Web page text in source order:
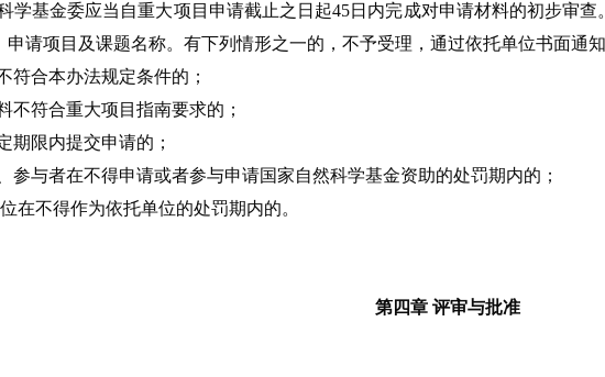
学基金委应当自重大项目申请截止之日起45日内完成对申请材料的初步审
请项目及课题名称。有下列情形之一的，不予受理，通过依托单位书面通
符合本办法规定条件的；
不符合重大项目指南要求的；
期限内提交申请的；
参与者在不得申请或者参与申请国家自然科学基金资助的处罚期内的；
在不得作为依托单位的处罚期内的。
第四章 评审与批准